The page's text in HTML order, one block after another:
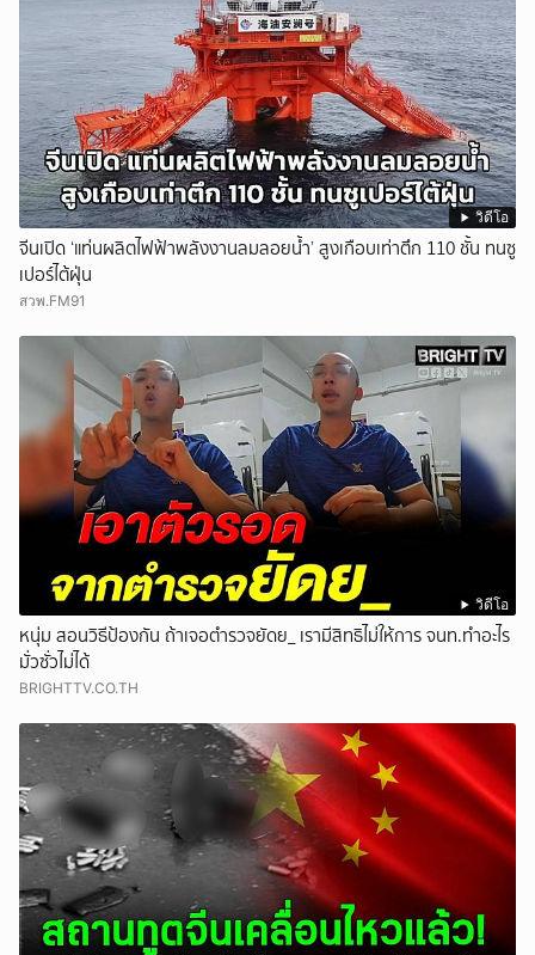
วิดีโอ
จีนเปิด ‘แท่นผลิตไฟฟ้าพลังงานลมลอยน้ำ’ สูงเกือบเท่าตึก 110 ชั้น ทนซู
เปอร์ไต้ฝุ่น
สวพ.FM91
วิดีโอ
หนุ่ม สอนวิธีป้องกัน ถ้าเจอตำรวจยัดย_ เรามีสิทธิไม่ให้การ จนท.ทำอะไร
มั่วซั่วไม่ได้
BRIGHTTV.CO.TH